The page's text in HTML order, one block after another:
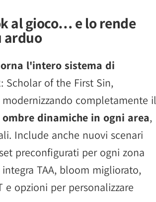
al gioco… e lo rende
arduo
l'intero sistema di
Scholar of the First Sin,
completamente il
ombre dinamiche in ogni area,
Include anche nuovi scenari
preconfigurati per ogni zona
TAA, bloom migliorato,
e opzioni per personalizzare